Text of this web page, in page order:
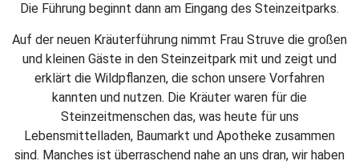
Die Führung beginnt dann am Eingang des Steinzeitparks.
Auf der neuen Kräuterführung nimmt Frau Struve die großen
und kleinen Gäste in den Steinzeitpark mit und zeigt und
erklärt die Wildpflanzen, die schon unsere Vorfahren
kannten und nutzen. Die Kräuter waren für die
Steinzeitmenschen das, was heute für uns
Lebensmittelladen, Baumarkt und Apotheke zusammen
sind. Manches ist überraschend nahe an uns dran, wir haben